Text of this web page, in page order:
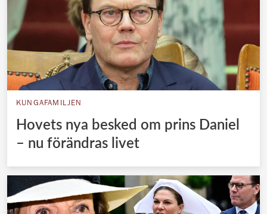
KUNGAFAMILJEN
Hovets nya besked om prins Daniel
– nu förändras livet